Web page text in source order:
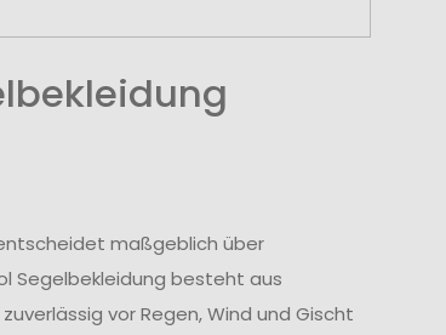
maßgeblich über
Segelbekleidung besteht aus
vor Regen, Wind und Gischt